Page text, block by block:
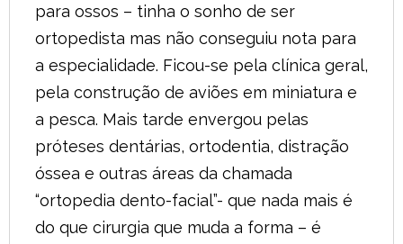
para ossos – tinha o sonho de ser
ortopedista mas não conseguiu nota para
a especialidade. Ficou-se pela clínica geral,
pela construção de aviões em miniatura e
a pesca. Mais tarde envergou pelas
próteses dentárias, ortodentia, distração
óssea e outras áreas da chamada
“ortopedia dento-facial”- que nada mais é
do que cirurgia que muda a forma – é